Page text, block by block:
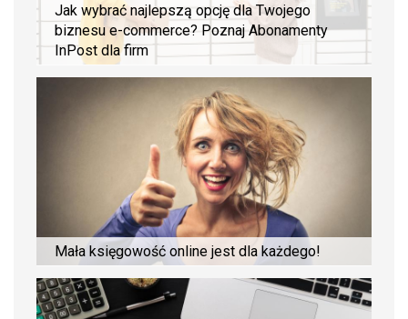
Jak wybrać najlepszą opcję dla Twojego
biznesu e-commerce? Poznaj Abonamenty
InPost dla firm
Mała księgowość online jest dla każdego!